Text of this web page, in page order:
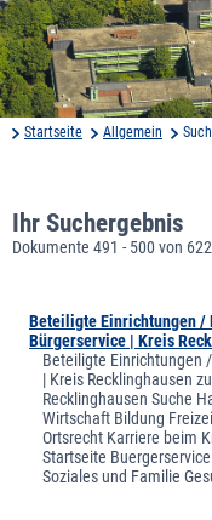
Startseite Allgemein
Ihr Suchergebnis
Dokumente 491 - 500 von
Beteiligte Einrichtungen
Bürgerservice | Kreis
Beteiligte Einrichtungen
| Kreis Recklinghausen
Recklinghausen Suche
Wirtschaft Bildung
Ortsrecht Karriere beim
Startseite
Soziales und Familie